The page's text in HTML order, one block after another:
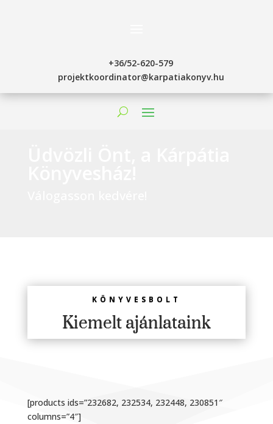
+36/52-620-579
projektkoordinator@karpatiakonyv.hu
KÖNYVESBOLT
Kiemelt ajánlataink
[products ids=”232682, 232534, 232448, 230851″
columns=”4″]